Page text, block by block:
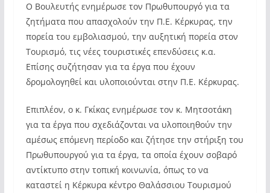
Ο Βουλευτής ενημέρωσε τον Πρωθυπουργό για τα
ζητήματα που απασχολούν την Π.Ε. Κέρκυρας, την
πορεία του εμβολιασμού, την αυξητική πορεία στον
Τουρισμό, τις νέες τουριστικές επενδύσεις κ.α.
Επίσης συζήτησαν για τα έργα που έχουν
δρομολογηθεί και υλοποιούνται στην Π.Ε. Κέρκυρας.
Επιπλέον, ο κ. Γκίκας ενημέρωσε τον κ. Μητσοτάκη
για τα έργα που σχεδιάζονται να υλοποιηθούν την
αμέσως επόμενη περίοδο και ζήτησε την στήριξη του
Πρωθυπουργού για τα έργα, τα οποία έχουν σοβαρό
αντίκτυπο στην τοπική κοινωνία, όπως το να
καταστεί η Κέρκυρα κέντρο Θαλάσσιου Τουρισμού